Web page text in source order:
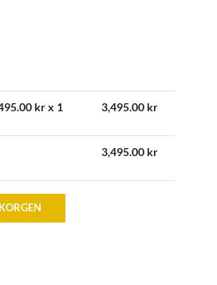
kr x 1 3,495.00 kr
3,495.00 kr